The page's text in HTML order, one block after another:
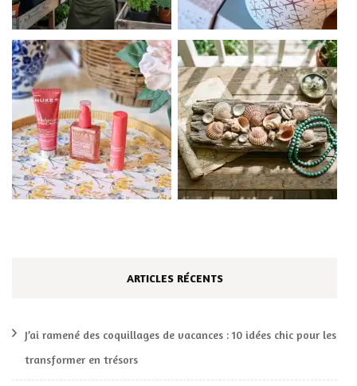
ARTICLES RÉCENTS
J’ai ramené des coquillages de vacances : 10 idées chic pour les
transformer en trésors